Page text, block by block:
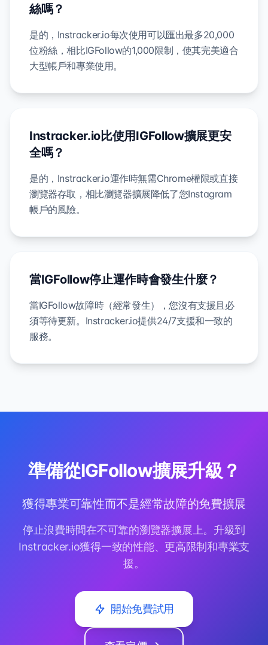
絲嗎？
是的，Instracker.io每次使用可以匯出最多20,000
位粉絲，相比IGFollow的1,000限制，使其完美適合
大型帳戶和專業使用。
Instracker.io比使用IGFollow擴展更安
全嗎？
是的，Instracker.io運作時無需Chrome權限或直接
瀏覽器存取，相比瀏覽器擴展降低了您Instagram
帳戶的風險。
當IGFollow停止運作時會發生什麼？
當IGFollow故障時（經常發生），您沒有支援且必
須等待更新。Instracker.io提供24/7支援和一致的
服務。
準備從IGFollow擴展升級？
獲得專業可靠性而不是經常故障的免費擴展
停止浪費時間在不可靠的瀏覽器擴展上。升級到
Instracker.io獲得一致的性能、更高限制和專業支
援。
開始免費試用